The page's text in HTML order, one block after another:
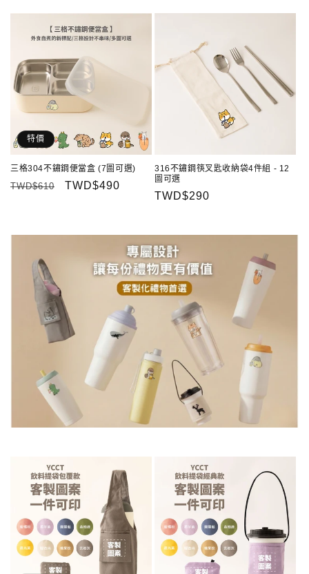
特價
三格304不鏽鋼便當盒 (7圖可選)
定
TWD$610
售
TWD$490
316不鏽鋼筷叉匙收納袋4件組 - 12
圖可選
定
TWD$290